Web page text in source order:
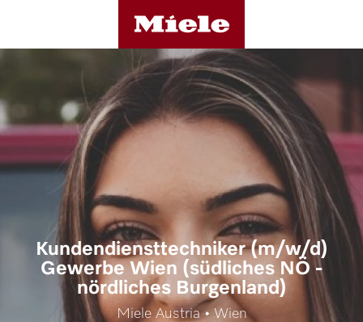
Kundendiensttechniker (m/w/d)
Gewerbe Wien (südliches NÖ -
nördliches Burgenland)
Miele Austria • Wien